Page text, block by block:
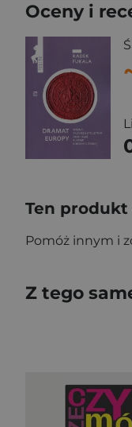
Oceny i
Ten produkt
Pomóż innym i
Z tego